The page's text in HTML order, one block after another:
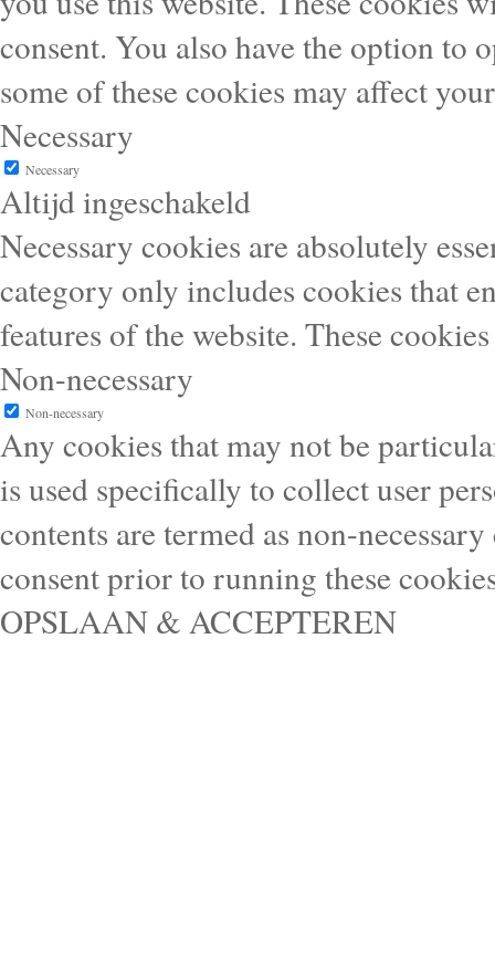
consent. You also have the option
some of these cookies may affect
Necessary
Necessary
Altijd ingeschakeld
Necessary cookies are absolutely
category only includes cookies that
features of the website. These
Non-necessary
Non-necessary
Any cookies that may not be
is used specifically to collect user
contents are termed as non-
consent prior to running these
OPSLAAN & ACCEPTEREN